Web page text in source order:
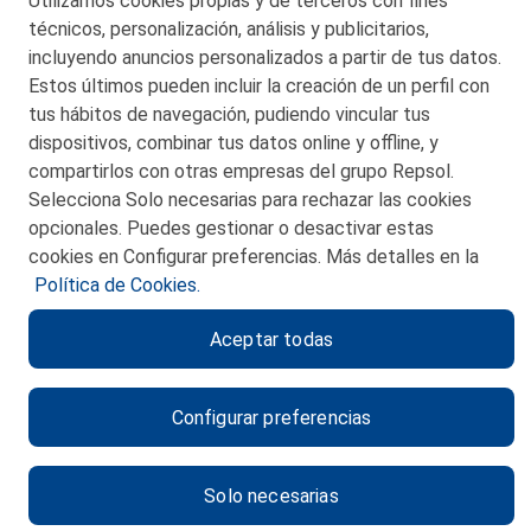
CONTACTO
MAPA WEB
POLITICA DE PRIVACIDAD
POLITICA DE COOKIES
CANAL DE ÉTICA
técnicos, personalización, análisis y publicitarios,
incluyendo anuncios personalizados a partir de tus datos.
Estos últimos pueden incluir la creación de un perfil con
tus hábitos de navegación, pudiendo vincular tus
dispositivos, combinar tus datos online y offline, y
compartirlos con otras empresas del grupo Repsol.
Selecciona Solo necesarias para rechazar las cookies
opcionales. Puedes gestionar o desactivar estas
cookies en Configurar preferencias. Más detalles en la
Política de Cookies.
Configurar preferencias
Solo necesarias
Aceptar todas